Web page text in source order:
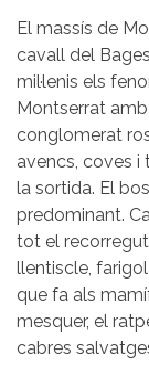
El massís de
cavall del
mil·lenis els
Montserrat
conglomerat
avencs, coves i
la sortida. El
predominant.
tot el recorregut
llentiscle,
que fa als
mesquer, el
cabres